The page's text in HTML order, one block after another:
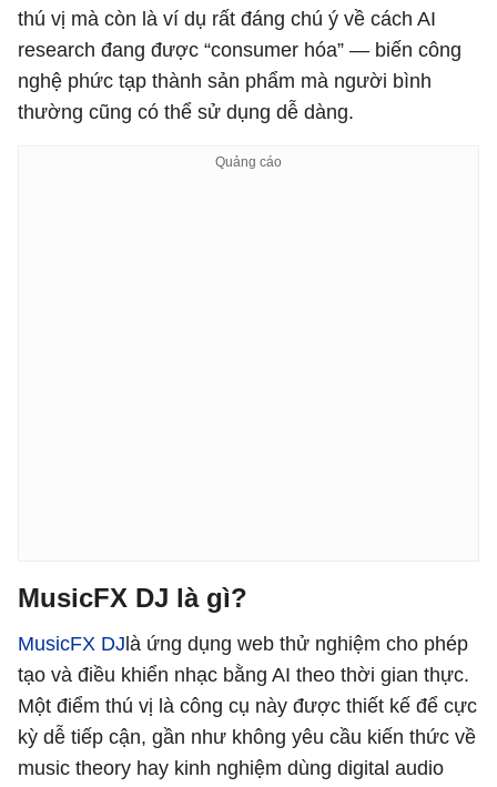
thú vị mà còn là ví dụ rất đáng chú ý về cách AI
research đang được “consumer hóa” — biến công
nghệ phức tạp thành sản phẩm mà người bình
thường cũng có thể sử dụng dễ dàng.
MusicFX DJ là gì?
MusicFX DJ là ứng dụng web thử nghiệm cho phép
tạo và điều khiển nhạc bằng AI theo thời gian thực.
Một điểm thú vị là công cụ này được thiết kế để cực
kỳ dễ tiếp cận, gần như không yêu cầu kiến thức về
music theory hay kinh nghiệm dùng digital audio